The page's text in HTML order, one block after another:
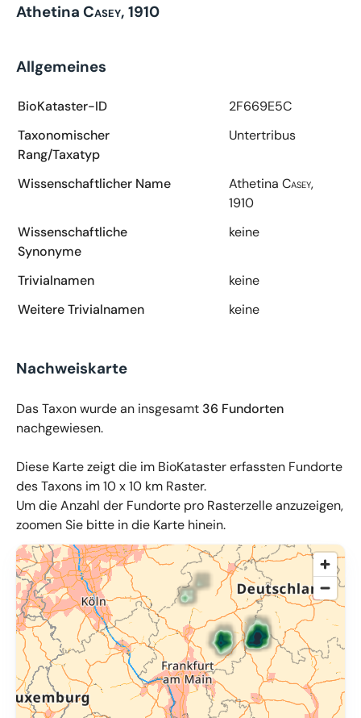
Athetina Casey, 1910
Allgemeines
BioKataster-ID
2F669E5C
Taxonomischer
Rang/Taxatyp
Untertribus
Wissenschaftlicher Name Athetina Casey,
1910
Wissenschaftliche
Synonyme
keine
Trivialnamen
keine
Weitere Trivialnamen
keine
Nachweiskarte
Das Taxon wurde an insgesamt 36 Fundorten
nachgewiesen.
Diese Karte zeigt die im BioKataster erfassten Fundorte
des Taxons im 10 x 10 km Raster.
Um die Anzahl der Fundorte pro Rasterzelle anzuzeigen,
zoomen Sie bitte in die Karte hinein.
© OpenMapTiles,OpenStreetMap 34u GmbH